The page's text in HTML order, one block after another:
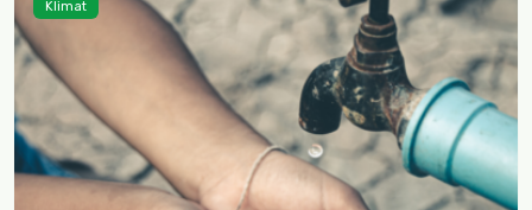
Klimat